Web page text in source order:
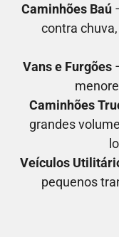
Caminhões Baú
contra
Vans e Furgões
Caminhões
grandes
Veículos
pequenos